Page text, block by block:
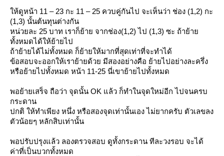
ห้ดูหน้า 11 – 23 กะ 11 – 25 ควบคู่กันไป จะเห็นว่า ช่อง (1,2) กะ
(1,3) นั้นต้นทุนต่างกัน
หน่วยละ 25 บาท เราก็ย้าย จากช่อง(1,2) ไป (1,3) ซะ ถ้าย้า
ทั้งหมดได้ให้ย้ายไป
ถ้าย้ายได้ไม่ทั้งหมด ก็ย้ายให้มากที่สุดเท่าที่จะทำได้
ข้อสอบจะออกให้เราย้ายด้วย มีสองอย่างคือ ย้ายไปอย่างละครึ่ง
หรือย้ายไปทั้งหมด หน้า 11-25 นี่เขาย้ายไปทั้งหมด
พอย้ายเสร็จ ถือว่า จุดนั้น OK แล้ว ก็ทำในจุดใหม่อีก ไปจนครบ
กระดาน
ปกติ ให้ทำเพียง หนึ่ง หรือสองจุดเท่านั้นเอง ไม่ยากครับ ตัวเลขลง
ตัวน้อยๆ หลักสิบเท่านั้น
พอปรับปรุงแล้ว ลองตรวจสอบ ดูทั้งกระดาน ทีละวงรอบ จะได้
ค่าที่เป็นบวกทั้งหมด